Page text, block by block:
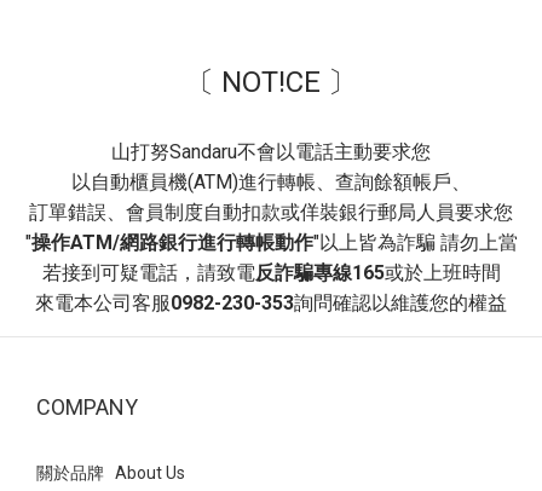
營造溫柔層次感，打造「韓系減齡」風格。 推薦場合~ 校園穿搭、
合自帶「學生氣息」，能瞬間為穿搭注入活力與俏皮感。 白色泡泡
袖洋裝，黑色的滾邊設計與腳上的黑色瑪莉珍鞋首尾呼應，讓整體
色系維持在簡潔的黑白配，顯得俐落又高級。 非常適合看展、書店
約會、或是日常課堂。即便服裝很簡單（如素色洋裝），只要鞋襪
搭得好，穿搭完整度就會很高！ 瑪莉珍 復古交叉帶內增高瑪莉珍
鞋- 平底瑪莉珍鞋：最實穿的日常首選方頭編織紋一字帶瑪莉珍鞋此
職場或日常休閒美感。 瑪莉珍 方頭編織紋一字帶瑪莉珍鞋- 這款鞋
的視覺層次 上身白色的法式袖襯衫搭配黑色花苞短裙，與鞋子的黑
〔 NOT!CE 〕
山打努Sandaru不會以電話主動要求您
以自動櫃員機(ATM)進行轉帳、查詢餘額帳戶、
訂單錯誤、會員制度自動扣款或佯裝銀行郵局人員要求您
"操作ATM/網路銀行進行轉帳動作"以上皆為詐騙 請勿上當
若接到可疑電話，請致電反詐騙專線165或於上班時間
來電本公司客服0982-230-353詢問確認以維護您的權益
COMPANY
關於品牌 About Us